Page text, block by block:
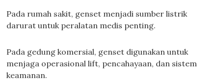
Pada rumah sakit, genset menjadi sumber listrik
darurat untuk peralatan medis penting.
Pada gedung komersial, genset digunakan untuk
menjaga operasional lift, pencahayaan, dan sistem
keamanan.